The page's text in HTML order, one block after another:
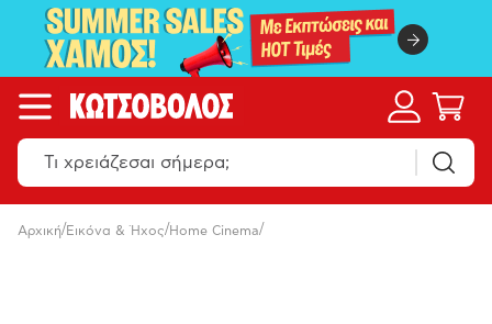
Αρχική/Εικόνα & Ήχος/Home Cinema/